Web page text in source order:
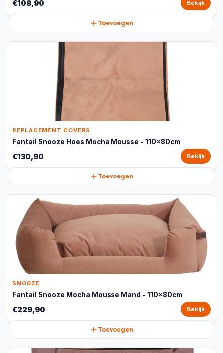
€108,90 Bekijk
Toevoegen
REPLACEMENT COVERS
Fantail Snooze Hoes Mocha Mousse - 110x80cm
€130,90 Bekijk
Toevoegen
SNOOZE
Fantail Snooze Mocha Mousse Mand - 110x80cm
€229,90 Bekijk
Toevoegen